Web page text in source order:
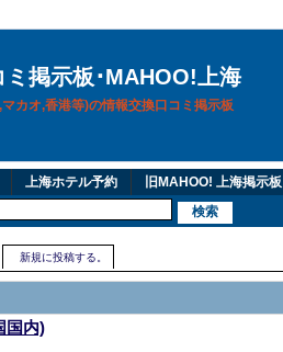
掲示板･MAHOO!上海
カオ,香港等)の情報交換口コミ掲示板
上海ホテル予約 旧MAHOO! 上海掲示板
新規に投稿する。
国内)